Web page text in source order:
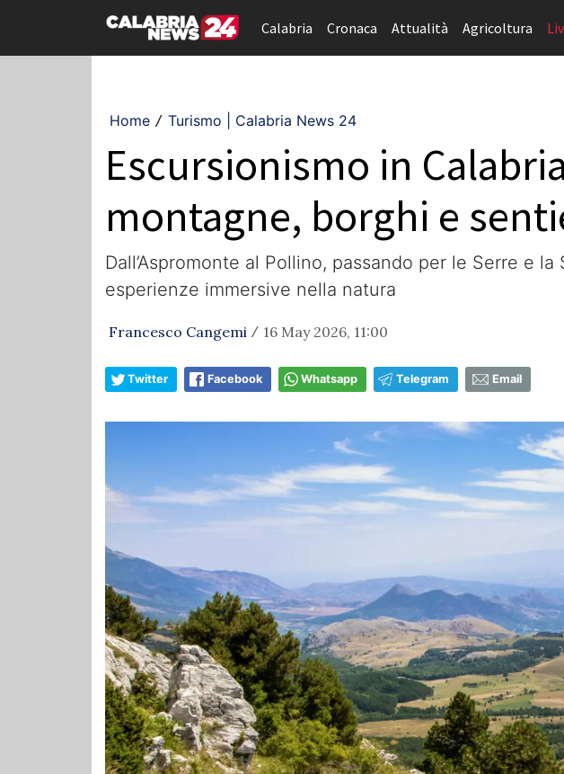
Calabria Cronaca Attualità Agricoltura
Home / Turismo | Calabria News 24
Escursionismo in
montagne, borghi e
Dall’Aspromonte al Pollino, passando per le Serre e
esperienze immersive nella natura
Francesco Cangemi / 16 May 2026, 11:00
Twitter Facebook Whatsapp Telegram Email